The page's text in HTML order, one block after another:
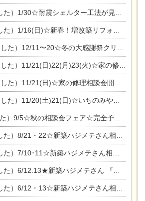
1/30☆耐震シェルター工法が見れる完成見学会
1/16(日)☆新春！増改築リフォーム&家の修理まつり
）12/11〜20☆冬の大感謝祭クリスマス相談会開催
21(日)22(月)23(火)☆家の修理まつり＆増改築リフォーム相談会
11/21(日)☆家の修理相談会開催 in 扶桑オークビレッジ
20(土)21(日)☆いちのみや逸品市に出店します【ひのきのバラ販売】
）9/5☆秋の相談会フェア☆完全予約制
22☆新築ハジメテさん相談会 『集まれ！農地に家を建てたい人！』
新築ハジメテさん相談会 『集まれ！農地に家を建てたい人！』完全予約制
12.13★新築ハジメテさん 『木の家 現場体感見学会』
13☆新築ハジメテさん相談会『今ある土地に家を建てる際の注意点』